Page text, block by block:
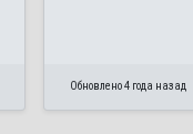
Обновлено 4 года назад